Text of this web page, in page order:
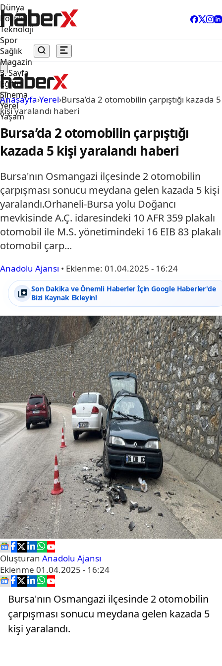
Dünya
Politika
Teknoloji
Spor
Sağlık
Magazin
3. Sayfa
Eğitim
Sinema
Yerel
Yaşam
Anasayfa›Yerel›Bursa’da 2 otomobilin çarpıştığı kazada 5
kişi yaralandı haberi
Bursa’da 2 otomobilin çarpıştığı
kazada 5 kişi yaralandı haberi
Bursa'nın Osmangazi ilçesinde 2 otomobilin
çarpışması sonucu meydana gelen kazada 5 kişi
yaralandı.Orhaneli-Bursa yolu Doğancı
mevkisinde A.Ç. idaresindeki 10 AFR 359 plakalı
otomobil ile M.S. yönetimindeki 16 EIB 83 plakalı
otomobil çarp...
Anadolu Ajansı • Eklenme: 01.04.2025 - 16:24
Son Dakika ve Önemli Haberler İçin Google Haberler'de
Bizi Kaynak Ekleyin!
Oluşturan Anadolu Ajansı
Eklenme 01.04.2025 - 16:24
Bursa'nın Osmangazi ilçesinde 2 otomobilin
çarpışması sonucu meydana gelen kazada 5
kişi yaralandı.